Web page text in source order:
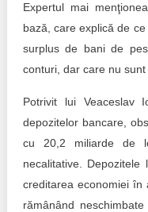
Expertul mai
bază, care explică de
surplus de bani de
conturi, dar care nu sunt
Potrivit lui Veaceslav
depozitelor bancare,
cu 20,2 miliarde de
necalitative.
creditarea economiei în
rămânând